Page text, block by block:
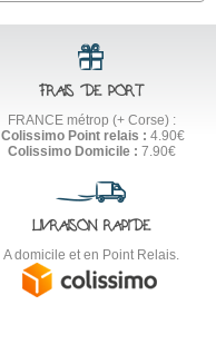
FRAIS DE PORT
FRANCE métrop (+ Corse) :
Colissimo Point relais : 4.90€
Colissimo Domicile : 7.90€
LIVRAISON RAPIDE
A domicile et en Point Relais.